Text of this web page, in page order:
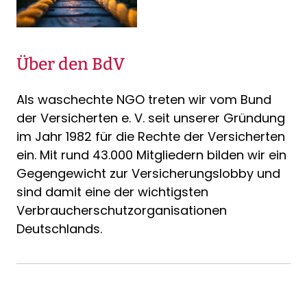
Über den BdV
Als waschechte NGO treten wir vom Bund
der Versicherten e. V. seit unserer Gründung
im Jahr 1982 für die Rechte der Versicherten
ein. Mit rund 43.000 Mitgliedern bilden wir ein
Gegengewicht zur Versicherungslobby und
sind damit eine der wichtigsten
Verbraucherschutzorganisationen
Deutschlands.